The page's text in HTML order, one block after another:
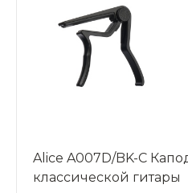
Alice A007D/BK-C
классической гитары